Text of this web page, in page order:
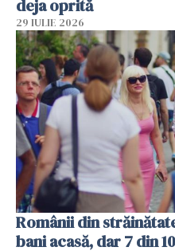
deja oprită
29 IULIE 2026
Românii din
bani acasă, dar 7 din